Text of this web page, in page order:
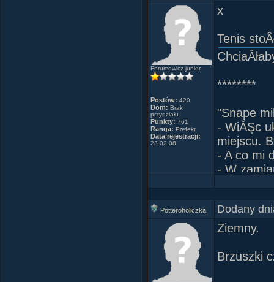
Forumowicz junior
Postów: 420
Dom: Brak
przydziału
Punkty: 761
Ranga: Prefekt
Data rejestracji:
23.02.08
x
Tenis
********
"Snape
- WiĂŞc
miejscu.
- A co mi
- W
********
mi, Âże
Potteroholiczka Dodany
Ziemny.
Brzuszki